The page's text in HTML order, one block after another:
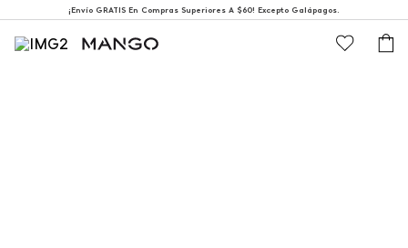
¡Envío GRATIS En Compras Superiores A $60! Excepto Galápagos.